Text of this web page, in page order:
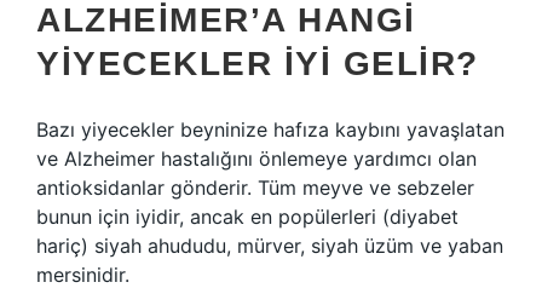
ALZHEIMER’A HANGI
YIYECEKLER IYI GELIR?
Bazı yiyecekler beyninize hafıza kaybını yavaşlatan
ve Alzheimer hastalığını önlemeye yardımcı olan
antioksidanlar gönderir. Tüm meyve ve sebzeler
bunun için iyidir, ancak en popülerleri (diyabet
hariç) siyah ahududu, mürver, siyah üzüm ve yaban
mersinidir.